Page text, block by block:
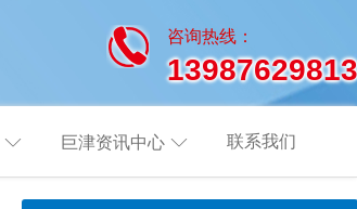
咨询热线：
13987629813
巨津资讯中心 联系我们